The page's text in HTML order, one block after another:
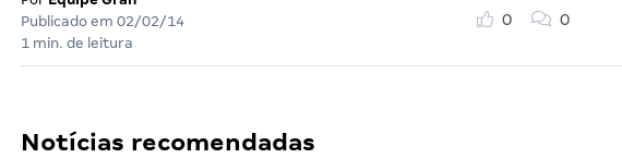
Publicado em 02/02/14
1 min. de leitura
0 0
Notícias recomendadas